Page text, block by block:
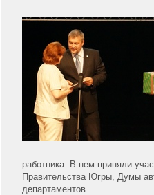
работника. В нем приняли
Правительства Югры, Думы
департаментов.